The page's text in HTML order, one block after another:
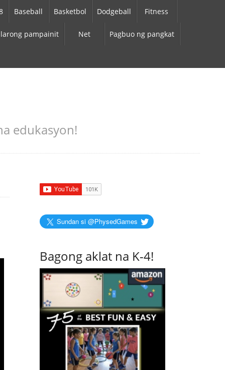
Baseball Basketbol Dodgeball Fitness
pampainit Net Pagbuo ng pangkat
edukasyon!
Sundan si @PhysedGames
Bagong aklat na K-4!